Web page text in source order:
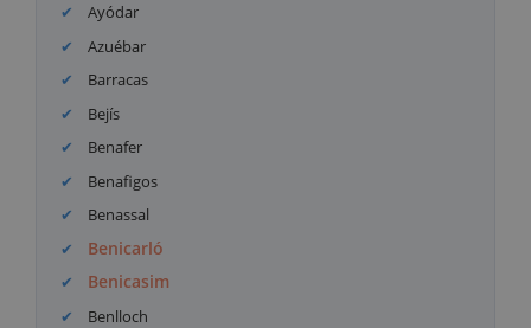
Ayódar
Azuébar
Barracas
Bejís
Benafer
Benafigos
Benassal
Benicarló
Benicasim
Benlloch